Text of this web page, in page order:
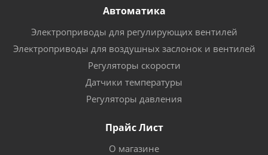
Автоматика
Электроприводы для регулирующих вентилей
Электроприводы для воздушных заслонок и вентилей
Регуляторы скорости
Датчики температуры
Регуляторы давления
Прайс Лист
О магазине